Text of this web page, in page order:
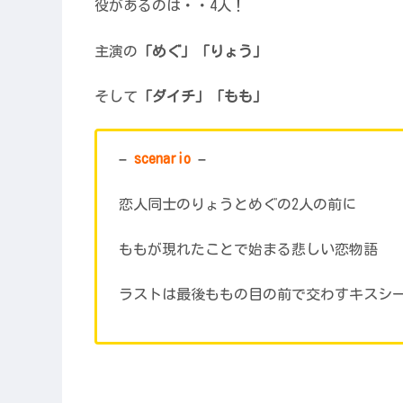
役があるのは・・4人！
主演の 「めぐ」「りょう」
そして 「ダイチ」「もも」
– scenario –
恋人同士のりょうとめぐの2人の前に
ももが現れたことで始まる悲しい恋物語
ラストは最後ももの目の前で交わすキスシ